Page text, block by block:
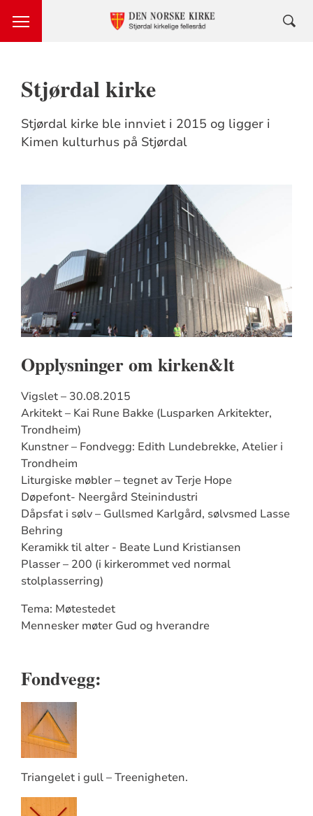
Stjørdal kirke
Stjørdal kirke ble innviet i 2015 og ligger i
Kimen kulturhus på Stjørdal
Opplysninger om kirken&lt
Vigslet – 30.08.2015
Arkitekt – Kai Rune Bakke (Lusparken Arkitekter,
Trondheim)
Kunstner – Fondvegg: Edith Lundebrekke, Atelier i
Trondheim
Liturgiske møbler – tegnet av Terje Hope
Døpefont- Neergård Steinindustri
Dåpsfat i sølv – Gullsmed Karlgård, sølvsmed Lasse
Behring
Keramikk til alter - Beate Lund Kristiansen
Plasser – 200 (i kirkerommet ved normal
stolplasserring)
Tema: Møtestedet
Mennesker møter Gud og hverandre
Fondvegg:
Triangelet i gull – Treenigheten.